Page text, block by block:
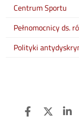
Centrum Sportu
Pełnomocnicy ds.
Polityki
Facebook
Twitter